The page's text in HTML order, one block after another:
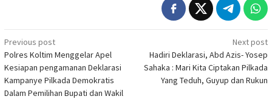
Post
navigation
Previous post
Polres Koltim Menggelar Apel
Kesiapan pengamanan Deklarasi
Kampanye Pilkada Demokratis
Dalam Pemilihan Bupati dan Wakil
Next post
Hadiri Deklarasi, Abd Azis- Yosep
Sahaka : Mari Kita Ciptakan Pilkada
Yang Teduh, Guyup dan Rukun